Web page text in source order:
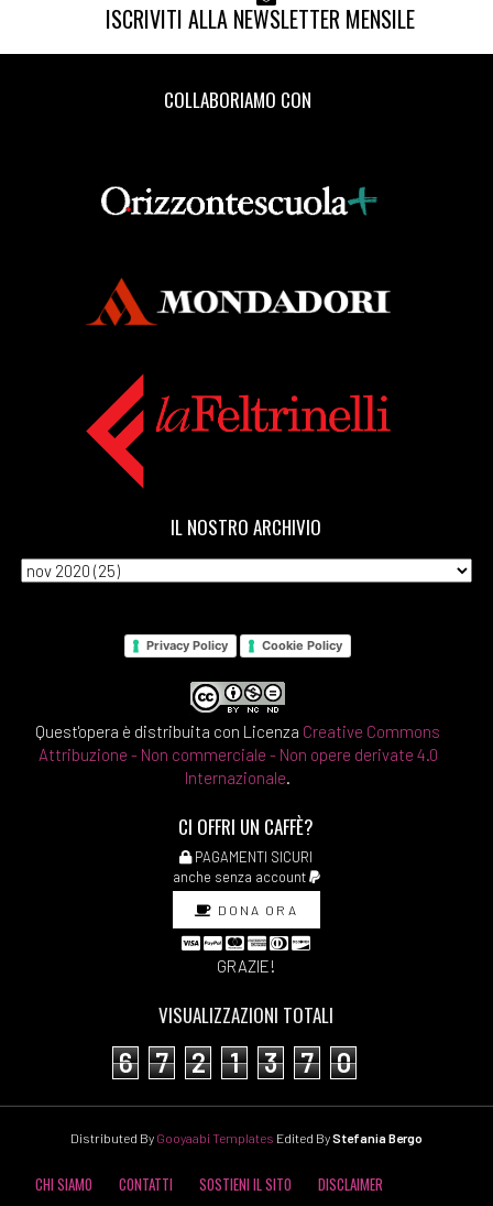
ISCRIVITI ALLA NEWSLETTER MENSILE
COLLABORIAMO CON
IL NOSTRO ARCHIVIO
Privacy Policy Cookie Policy
Quest'opera è distribuita con Licenza Creative Commons
Attribuzione - Non commerciale - Non opere derivate 4.0
Internazionale.
CI OFFRI UN CAFFÈ?
PAGAMENTI SICURI
anche senza account
DONA ORA
GRAZIE!
VISUALIZZAZIONI TOTALI
6 7 2 1 3 7 0
Distributed By Gooyaabi Templates Edited ByStefania Bergo
CHI SIAMO CONTATTI SOSTIENI IL SITO DISCLAIMER